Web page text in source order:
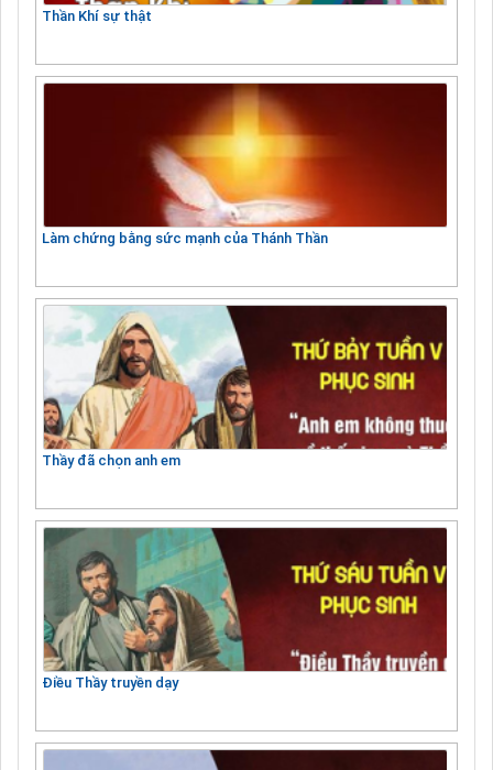
Thần Khí sự thật
Làm chứng bằng sức mạnh của Thánh Thần
Thầy đã chọn anh em
Điều Thầy truyền dạy